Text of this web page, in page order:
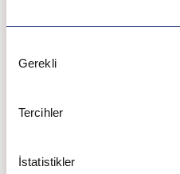
Seçimi
Gerekli
Tercihler
İstatistikler
Mezuniyet